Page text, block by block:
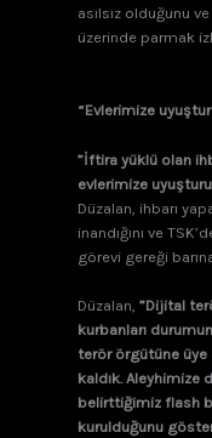
asılsız olduğunu
üzerinde parmak
“Evlerimize
”İftira yüklü olan
evlerimize
Düzalan, ihbarı
inandığını ve
görevi gereği
Düzalan, ”Dijital
kurbanları
terör örgütüne üye
kaldık. Aleyhimize
belirttiğimiz flash
kurulduğunu